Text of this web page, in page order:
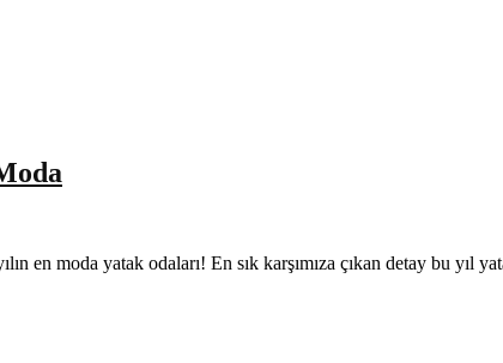
en moda yatak odaları! En sık karşımıza çıkan detay bu yıl